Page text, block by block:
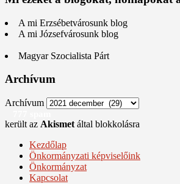
A mi Erzsébetvárosunk blog
A mi Józsefvárosunk blog
Magyar Szocialista Párt
Archívum
Archívum
került az Akismet által blokkolásra
Kezdőlap
Önkormányzati képviselőink
Önkormányzat
Kapcsolat